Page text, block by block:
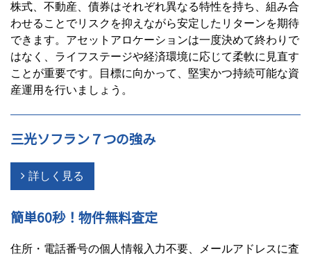
株式、不動産、債券はそれぞれ異なる特性を持ち、組み合
わせることでリスクを抑えながら安定したリターンを期待
できます。アセットアロケーションは一度決めて終わりで
はなく、ライフステージや経済環境に応じて柔軟に見直す
ことが重要です。目標に向かって、堅実かつ持続可能な資
産運用を行いましょう。
三光ソフラン７つの強み
詳しく見る
簡単60秒！物件無料査定
住所・電話番号の個人情報入力不要、メールアドレスに査